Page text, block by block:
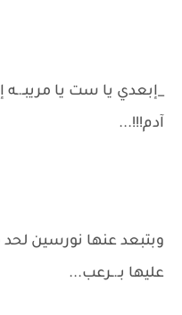
_إبعدي يا ست يا مريبـ.ـه
آدم!!!...
وبتبعد عنها نورسين
عليها بـ.ـرعب...